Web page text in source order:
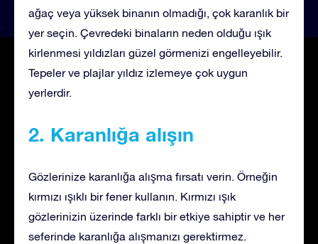
ağaç veya yüksek binanın olmadığı, çok karanlık bir
yer seçin. Çevredeki binaların neden olduğu ışık
kirlenmesi yıldızları güzel görmenizi engelleyebilir.
Tepeler ve plajlar yıldız izlemeye çok uygun
yerlerdir.
2. Karanlığa alışın
Gözlerinize karanlığa alışma fırsatı verin. Örneğin
kırmızı ışıklı bir fener kullanın. Kırmızı ışık
gözlerinizin üzerinde farklı bir etkiye sahiptir ve her
seferinde karanlığa alışmanızı gerektirmez.